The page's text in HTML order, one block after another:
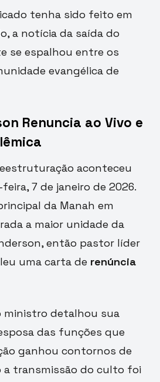
tenha sido feito em
a notícia da saída do
se espalhou entre os
evangélica de
Renuncia ao Vivo e
aconteceu
7 de janeiro de 2026.
da Manah em
a maior unidade da
então pastor líder
uma carta de renúncia
ministro detalhou sua
das funções que
ganhou contornos de
a transmissão do culto foi